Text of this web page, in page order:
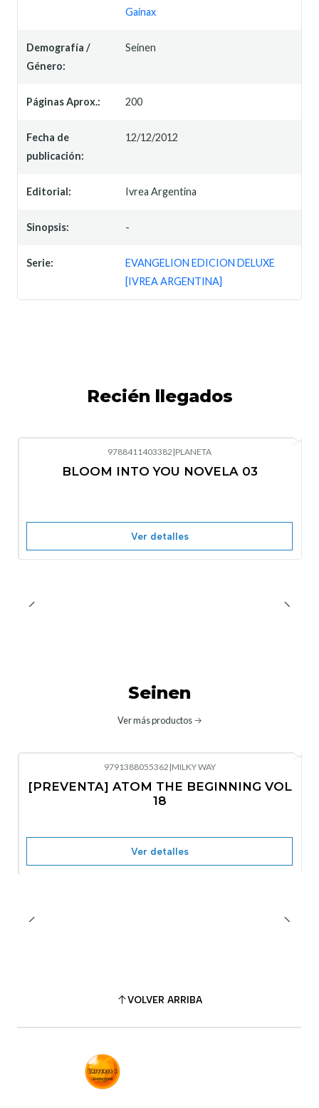
Gainax
Demografía /
Género:
Seinen
Páginas Aprox.: 200
Fecha de
publicación:
12/12/2012
Editorial: Ivrea Argentina
Sinopsis: -
Serie:
EVANGELION EDICION DELUXE
[IVREA ARGENTINA]
Recién llegados
Nuevo
9788411403382 |PLANETA
BLOOM INTO YOU NOVELA 03
Ver detalles
Seinen
Ver más productos
9791388055362 |MILKY WAY
[PREVENTA] ATOM THE BEGINNING VOL
18
Ver detalles
VOLVER ARRIBA